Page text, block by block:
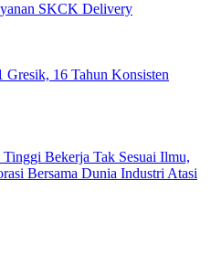
SKCK Delivery
16 Tahun Konsisten
Bekerja Tak Sesuai Ilmu,
Bersama Dunia Industri Atasi